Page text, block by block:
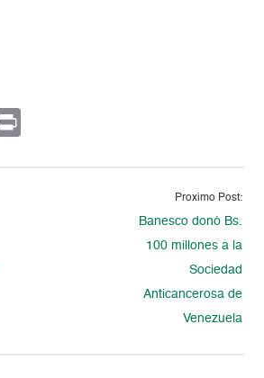
Proximo Post:
Banesco donó Bs.
100 millones a la
Sociedad
Anticancerosa de
Venezuela